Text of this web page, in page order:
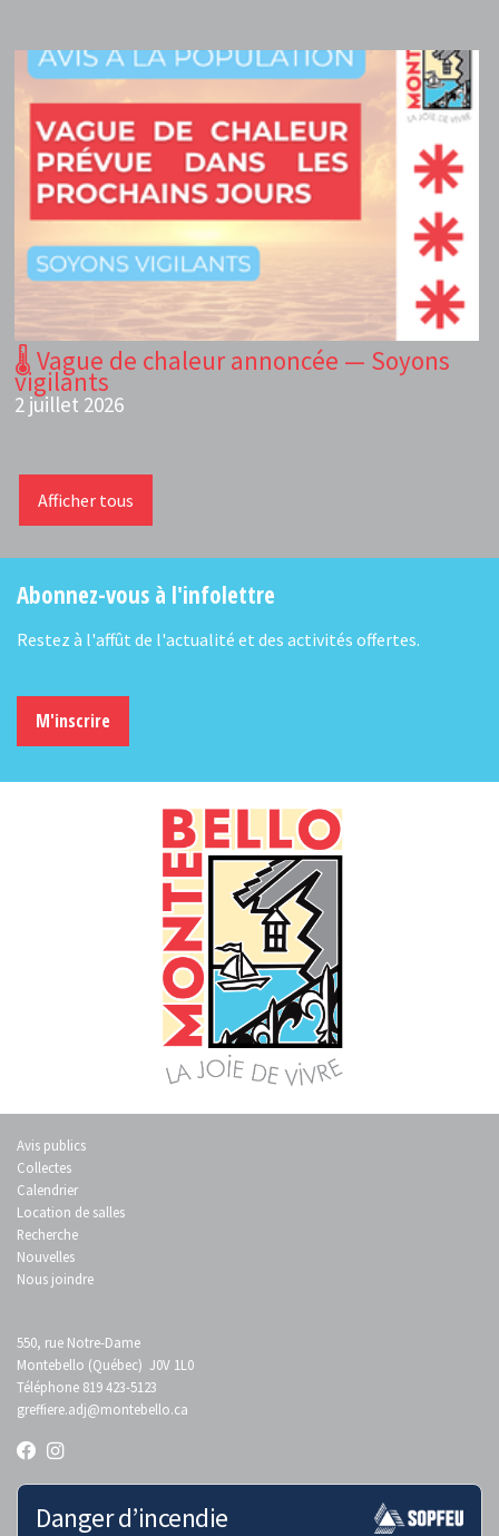
🌡️ Vague de chaleur annoncée — Soyons
vigilants
2 juillet 2026
Afficher tous
Abonnez-vous à l'infolettre
Restez à l'affût de l'actualité et des activités offertes.
M'inscrire
Avis publics
Collectes
Calendrier
Location de salles
Recherche
Nouvelles
Nous joindre
550, rue Notre-Dame
Montebello (Québec) J0V 1L0
Téléphone 819 423-5123
greffiere.adj@montebello.ca
Danger d’incendie